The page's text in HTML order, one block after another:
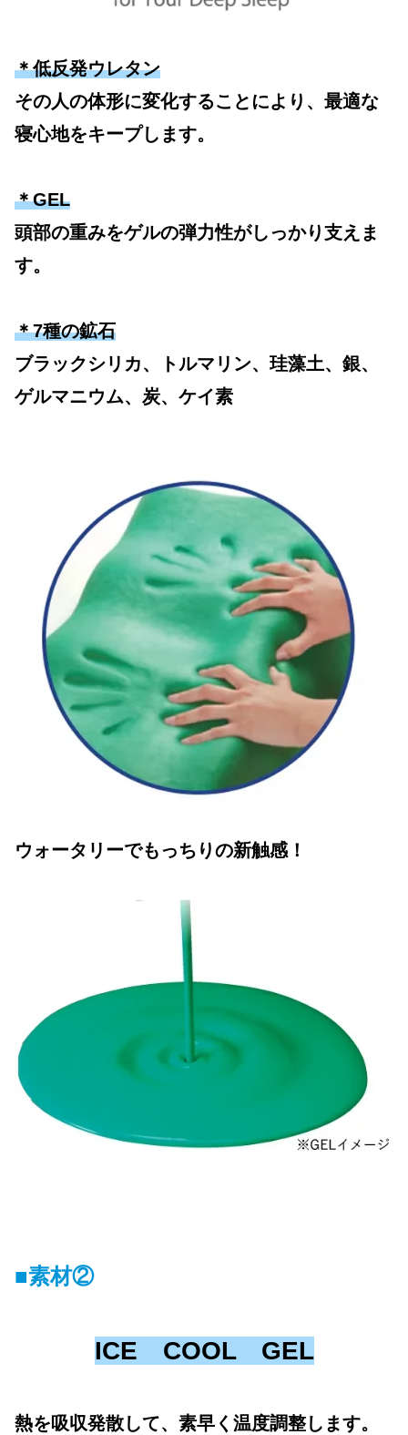
＊低反発ウレタン
その人の体形に変化することにより、最適な
寝心地をキープします。
＊GEL
頭部の重みをゲルの弾力性がしっかり支えま
す。
＊7種の鉱石
ブラックシリカ、トルマリン、珪藻土、銀、
ゲルマニウム、炭、ケイ素
ウォータリーでもっちりの新触感！
■素材②
ICE COOL GEL
熱を吸収発散して、素早く温度調整します。